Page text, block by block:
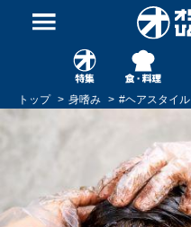
トップ 身嗜み #ヘアスタイル